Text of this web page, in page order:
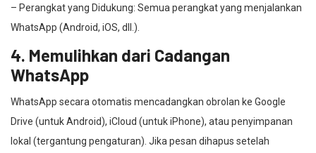
– Perangkat yang Didukung: Semua perangkat yang menjalankan
WhatsApp (Android, iOS, dll.).
4. Memulihkan dari Cadangan
WhatsApp
WhatsApp secara otomatis mencadangkan obrolan ke Google
Drive (untuk Android), iCloud (untuk iPhone), atau penyimpanan
lokal (tergantung pengaturan). Jika pesan dihapus setelah